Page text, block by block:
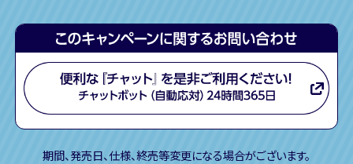
期間、発売日、仕様、終売等変更になる場合がございます。